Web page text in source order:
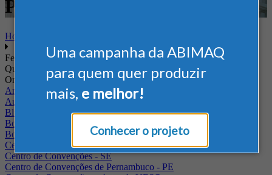
Uma campanha da ABIMAQ
para quem quer produzir
mais, e melhor!
Conhecer o projeto
Plástico
Home
Feiras
Quando
Onde
Arena Jaguariuna
Auditório Albano Franco - FIEPA
Blumenau - SC
BolognaFiere
Boulevard Olimpico - RJ
Centro Internacional de Convenções do Brasil, em Brasília
Centro de Convenções - SE
Centro de Convenções de Pernambuco - PE